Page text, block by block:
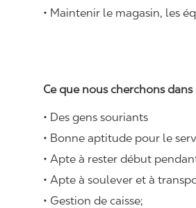
• Maintenir le magasin, les
Ce que nous cherchons dans
• Des gens souriants
• Bonne aptitude pour le
• Apte à rester début
• Apte à soulever et à
• Gestion de caisse;